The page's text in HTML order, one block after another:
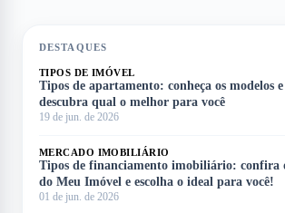
DESTAQUES
TIPOS DE IMÓVEL
Tipos de apartamento: conheça os modelos e
descubra qual o melhor para você
19 de jun. de 2026
MERCADO IMOBILIÁRIO
Tipos de financiamento imobiliário: confira
do Meu Imóvel e escolha o ideal para você!
01 de jun. de 2026